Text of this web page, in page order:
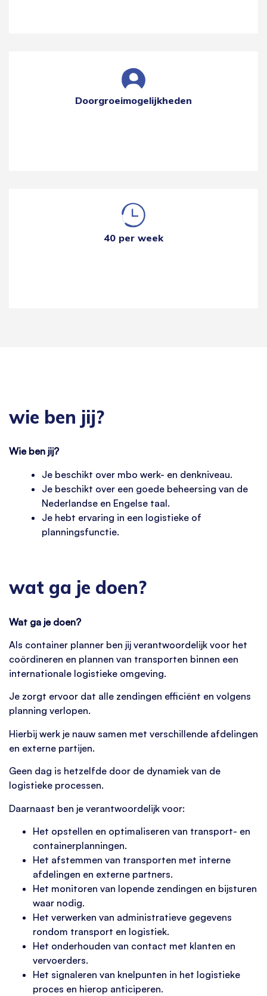
Doorgroeimogelijkheden
40 per week
wie ben jij?
Wie ben jij?
Je beschikt over mbo werk- en denkniveau.
Je beschikt over een goede beheersing van de
Nederlandse en Engelse taal.
Je hebt ervaring in een logistieke of
planningsfunctie.
wat ga je doen?
Wat ga je doen?
Als container planner ben jij verantwoordelijk voor het
coördineren en plannen van transporten binnen een
internationale logistieke omgeving.
Je zorgt ervoor dat alle zendingen efficiënt en volgens
planning verlopen.
Hierbij werk je nauw samen met verschillende afdelingen
en externe partijen.
Geen dag is hetzelfde door de dynamiek van de
logistieke processen.
Daarnaast ben je verantwoordelijk voor:
Het opstellen en optimaliseren van transport- en
containerplanningen.
Het afstemmen van transporten met interne
afdelingen en externe partners.
Het monitoren van lopende zendingen en bijsturen
waar nodig.
Het verwerken van administratieve gegevens
rondom transport en logistiek.
Het onderhouden van contact met klanten en
vervoerders.
Het signaleren van knelpunten in het logistieke
proces en hierop anticiperen.